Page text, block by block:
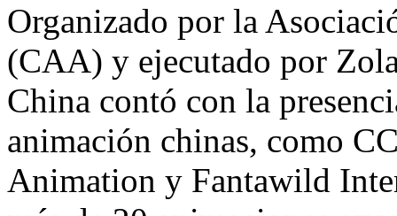
Organizado por la
(CAA) y ejecutado por
China contó con la
animación chinas, como
Animation y Fantawild